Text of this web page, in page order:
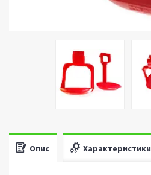
Опис Характеристики